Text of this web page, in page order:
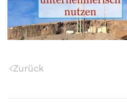
Zurück